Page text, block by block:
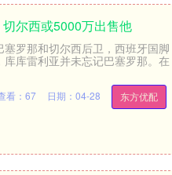
尔西或5000万出售他
罗那和切尔西后卫，西班牙国脚
库雷利亚并未忘记巴塞罗那。在
东方优配
看：67 日期：04-28